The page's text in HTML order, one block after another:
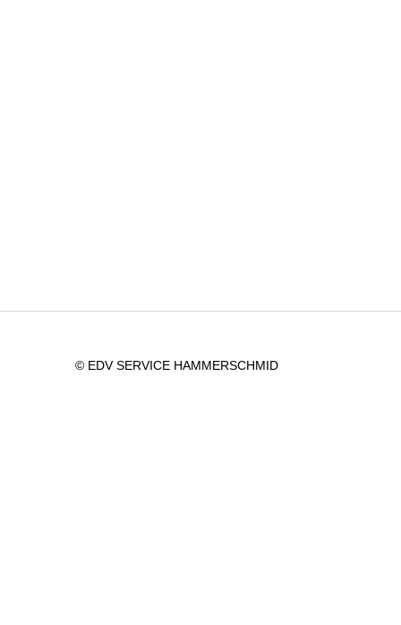
© EDV SERVICE HAMMERSCHMID